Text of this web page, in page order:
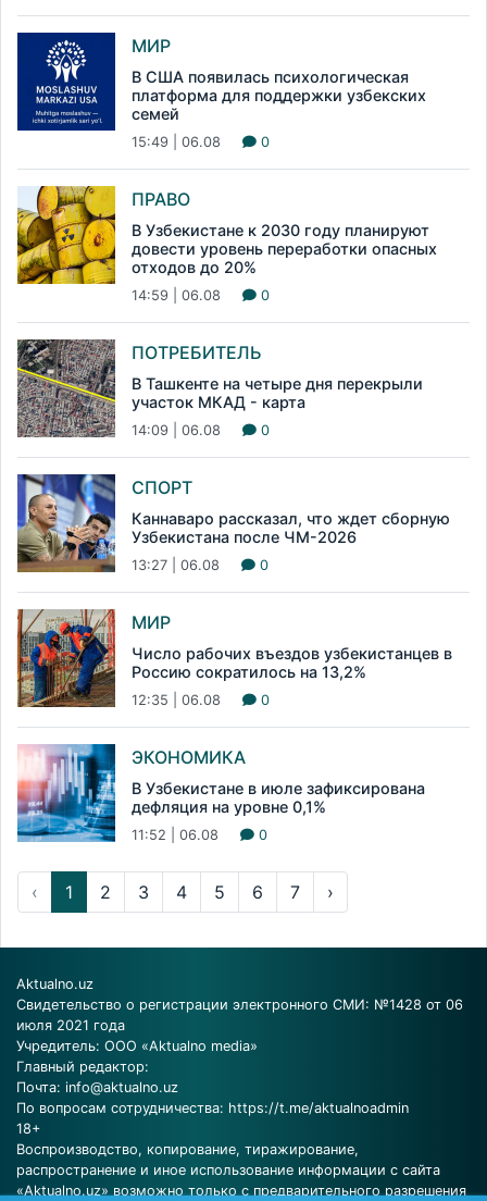
МИР
В США появилась психологическая
платформа для поддержки узбекских
семей
15:49 | 06.08 0
ПРАВО
В Узбекистане к 2030 году планируют
довести уровень переработки опасных
отходов до 20%
14:59 | 06.08 0
ПОТРЕБИТЕЛЬ
В Ташкенте на четыре дня перекрыли
участок МКАД - карта
14:09 | 06.08 0
СПОРТ
Каннаваро рассказал, что ждет сборную
Узбекистана после ЧМ-2026
13:27 | 06.08 0
МИР
Число рабочих въездов узбекистанцев в
Россию сократилось на 13,2%
12:35 | 06.08 0
ЭКОНОМИКА
В Узбекистане в июле зафиксирована
дефляция на уровне 0,1%
11:52 | 06.08 0
‹ 1 2 3 4 5 6 7 ›
Aktualno.uz
Свидетельство о регистрации электронного СМИ: №1428 от 06
июля 2021 года
Учредитель: ООО «Aktualno media»
Главный редактор:
Почта: info@aktualno.uz
По вопросам сотрудничества: https://t.me/aktualnoadmin
18+
Воспроизводство, копирование, тиражирование,
распространение и иное использование информации с сайта
«Aktualno.uz» возможно только с предварительного разрешения